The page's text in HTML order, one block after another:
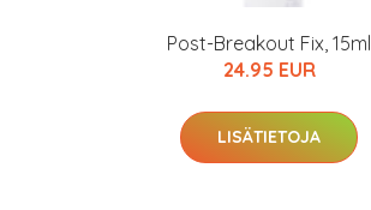
Post-Breakout Fix, 15ml
24.95 EUR
LISÄTIETOJA
nyt vain 200 €